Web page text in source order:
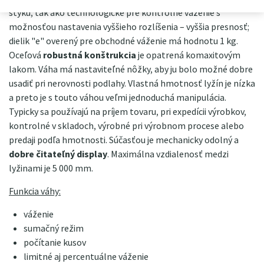
styku, tak ako technologické pre kontrolné váženie s
možnosťou nastavenia vyššieho rozlíšenia – vyššia presnosť;
dielik "e" overený pre obchodné váženie má hodnotu 1 kg.
Oceľová robustná konštrukciaje opatrená komaxitovým
lakom. Váha má nastaviteľné nôžky, aby ju bolo možné dobre
usadiť pri nerovnosti podlahy. Vlastná hmotnosť lyžín je nízka
a preto je s touto váhou veľmi jednoduchá manipulácia.
Typicky sa používajú na príjem tovaru, pri expedícii výrobkov,
kontrolné v skladoch, výrobné pri výrobnom procese alebo
predaji podľa hmotnosti. Súčasťou je mechanicky odolný a
dobre čitateľný display. Maximálna vzdialenosť medzi
lyžinami je 5 000 mm.
Funkcia váhy:
váženie
sumačný režim
počítanie kusov
limitné aj percentuálne váženie